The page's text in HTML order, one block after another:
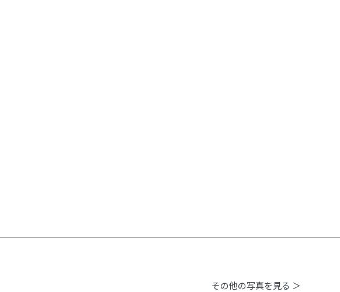
その他の写真を見る ＞